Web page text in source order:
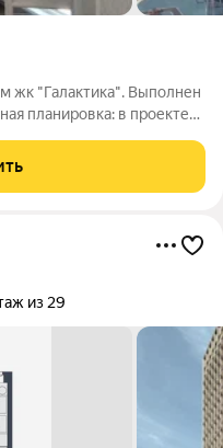
жк "Галактика". Выполнен
планировка: в проекте
и сделать вход в
из 29